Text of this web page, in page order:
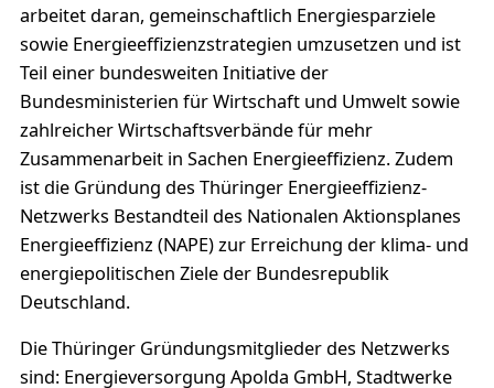
arbeitet daran, gemeinschaftlich Energiesparziele
sowie Energieeffizienzstrategien umzusetzen und ist
Teil einer bundesweiten Initiative der
Bundesministerien für Wirtschaft und Umwelt sowie
zahlreicher Wirtschaftsverbände für mehr
Zusammenarbeit in Sachen Energieeffizienz. Zudem
ist die Gründung des Thüringer Energieeffizienz-
Netzwerks Bestandteil des Nationalen Aktionsplanes
Energieeffizienz (NAPE) zur Erreichung der klima- und
energiepolitischen Ziele der Bundesrepublik
Deutschland.
Die Thüringer Gründungsmitglieder des Netzwerks
sind: Energieversorgung Apolda GmbH, Stadtwerke